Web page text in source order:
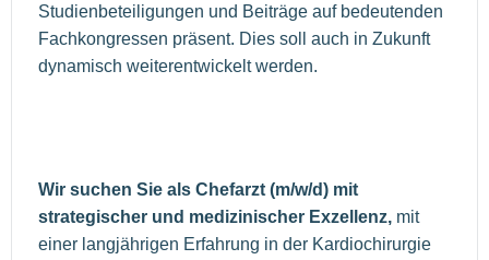
Studienbeteiligungen und Beiträge auf bedeutenden
Fachkongressen präsent. Dies soll auch in Zukunft
dynamisch weiterentwickelt werden.
Wir suchen Sie als Chefarzt (m/w/d) mit
strategischer und medizinischer Exzellenz, mit
einer langjährigen Erfahrung in der Kardiochirurgie